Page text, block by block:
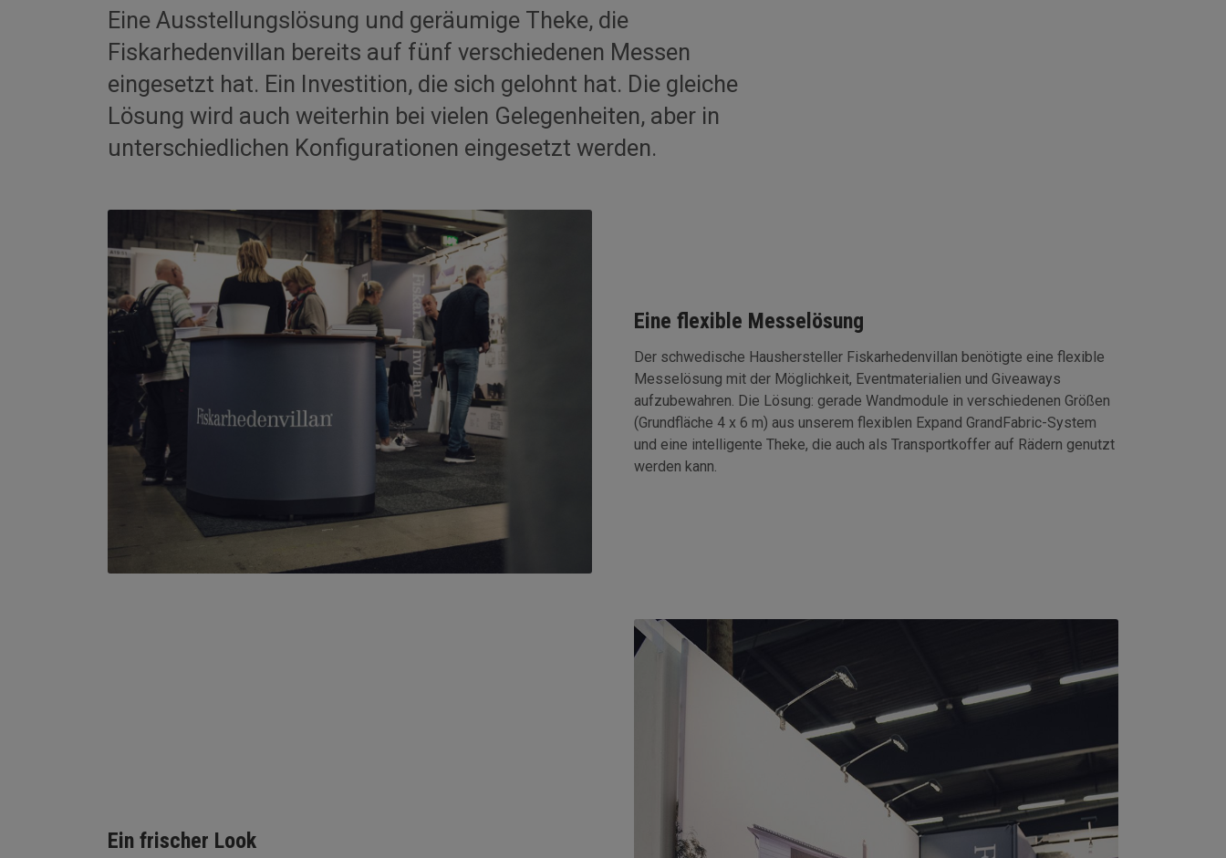
Eine Ausstellungslösung und geräumige Theke, die
Fiskarhedenvillan bereits auf fünf verschiedenen Messen
eingesetzt hat. Ein Investition, die sich gelohnt hat. Die gleiche
Lösung wird auch weiterhin bei vielen Gelegenheiten, aber in
unterschiedlichen Konfigurationen eingesetzt werden.
Eine flexible Messelösung
Der schwedische Haushersteller Fiskarhedenvillan benötigte eine flexible
Messelösung mit der Möglichkeit, Eventmaterialien und Giveaways
aufzubewahren. Die Lösung: gerade Wandmodule in verschiedenen Größen
(Grundfläche 4 x 6 m) aus unserem flexiblen Expand GrandFabric-System
und eine intelligente Theke, die auch als Transportkoffer auf Rädern genutzt
werden kann.
Ein frischer Look